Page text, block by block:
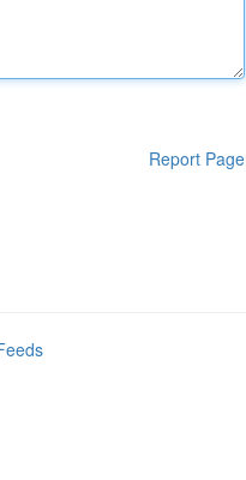
Report Page